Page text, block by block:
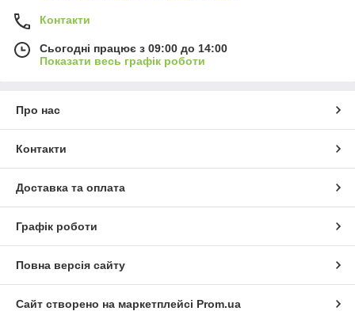
Контакти
Сьогодні працює з 09:00 до 14:00
Показати весь графік роботи
Про нас
Контакти
Доставка та оплата
Графік роботи
Повна версія сайту
Сайт створено на маркетплейсі Prom.ua